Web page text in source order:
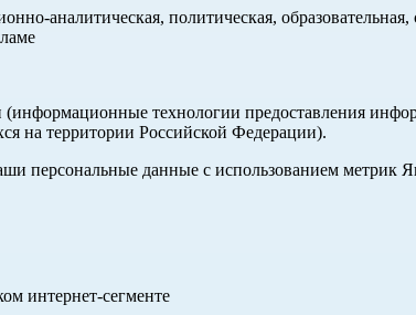
аналитическая, политическая, образовательная,
технологии предоставления
на территории Российской Федерации).
персональные данные с использованием метрик
интернет-сегменте